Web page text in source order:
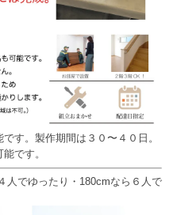
す。製作期間は３０〜４０日。
です。
人でゆったり・180cmなら６人で